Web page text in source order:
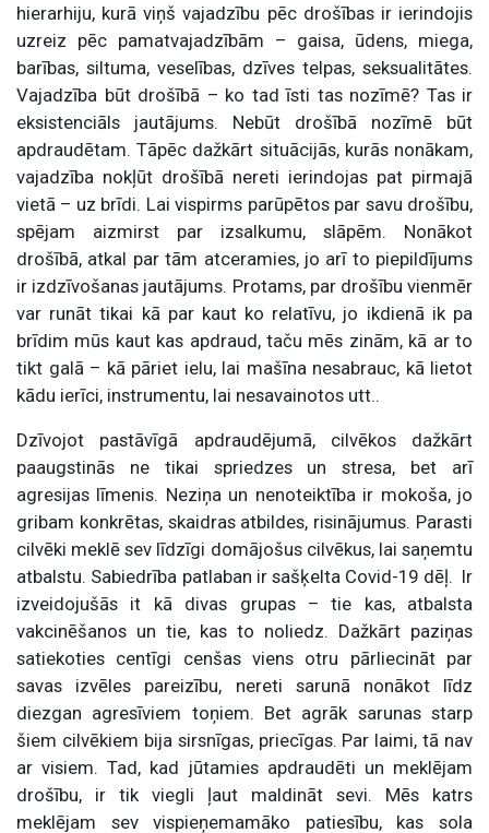
hierarhiju, kurā viņš vajadzību pēc drošības ir ierindojis
uzreiz pēc pamatvajadzībām – gaisa, ūdens, miega,
barības, siltuma, veselības, dzīves telpas, seksualitātes.
Vajadzība būt drošībā – ko tad īsti tas nozīmē? Tas ir
eksistenciāls jautājums. Nebūt drošībā nozīmē būt
apdraudētam. Tāpēc dažkārt situācijās, kurās nonākam,
vajadzība nokļūt drošībā nereti ierindojas pat pirmajā
vietā – uz brīdi. Lai vispirms parūpētos par savu drošību,
spējam aizmirst par izsalkumu, slāpēm. Nonākot
drošībā, atkal par tām atceramies, jo arī to piepildījums
ir izdzīvošanas jautājums. Protams, par drošību vienmēr
var runāt tikai kā par kaut ko relatīvu, jo ikdienā ik pa
brīdim mūs kaut kas apdraud, taču mēs zinām, kā ar to
tikt galā – kā pāriet ielu, lai mašīna nesabrauc, kā lietot
kādu ierīci, instrumentu, lai nesavainotos utt..
Dzīvojot pastāvīgā apdraudējumā, cilvēkos dažkārt
paaugstinās ne tikai spriedzes un stresa, bet arī
agresijas līmenis. Neziņa un nenoteiktība ir mokoša, jo
gribam konkrētas, skaidras atbildes, risinājumus. Parasti
cilvēki meklē sev līdzīgi domājošus cilvēkus, lai saņemtu
atbalstu. Sabiedrība patlaban ir sašķelta Covid-19 dēļ. Ir
izveidojušās it kā divas grupas – tie kas, atbalsta
vakcinēšanos un tie, kas to noliedz. Dažkārt paziņas
satiekoties centīgi cenšas viens otru pārliecināt par
savas izvēles pareizību, nereti sarunā nonākot līdz
diezgan agresīviem toņiem. Bet agrāk sarunas starp
šiem cilvēkiem bija sirsnīgas, priecīgas. Par laimi, tā nav
ar visiem. Tad, kad jūtamies apdraudēti un meklējam
drošību, ir tik viegli ļaut maldināt sevi. Mēs katrs
meklējam sev vispieņemamāko patiesību, kas sola